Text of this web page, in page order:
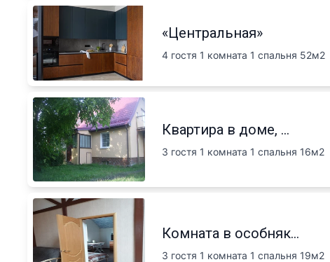
«Центральная»
4 гостя 1 комната 1 спальня 52м2
Квартира в доме, ...
3 гостя 1 комната 1 спальня 16м2
Комната в особняк...
3 гостя 1 комната 1 спальня 19м2